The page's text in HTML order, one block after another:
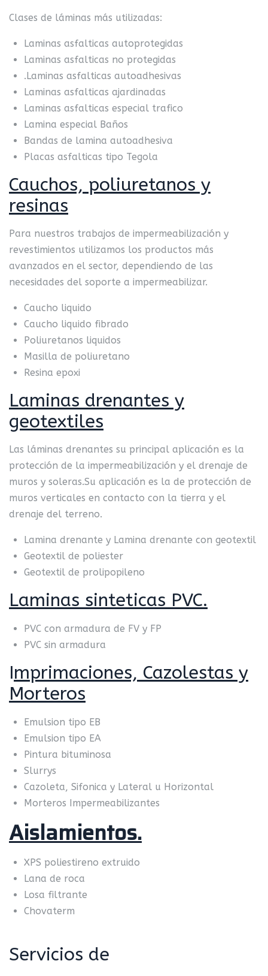
Clases de láminas más utilizadas:
Laminas asfalticas autoprotegidas
Laminas asfalticas no protegidas
.Laminas asfalticas autoadhesivas
Laminas asfalticas ajardinadas
Laminas asfalticas especial trafico
Lamina especial Baños
Bandas de lamina autoadhesiva
Placas asfalticas tipo Tegola
Cauchos, poliuretanos y
resinas
Para nuestros trabajos de impermeabilización y
revestimientos utilizamos los productos más
avanzados en el sector, dependiendo de las
necesidades del soporte a impermeabilizar.
Caucho liquido
Caucho liquido fibrado
Poliuretanos liquidos
Masilla de poliuretano
Resina epoxi
Laminas drenantes y
geotextiles
Las láminas drenantes su principal aplicación es la
protección de la impermeabilización y el drenaje de
muros y soleras.Su aplicación es la de protección de
muros verticales en contacto con la tierra y el
drenaje del terreno.
Lamina drenante y Lamina drenante con geotextil
Geotextil de poliester
Geotextil de prolipopileno
Laminas sinteticas PVC.
PVC con armadura de FV y FP
PVC sin armadura
Imprimaciones, Cazolestas y
Morteros
Emulsion tipo EB
Emulsion tipo EA
Pintura bituminosa
Slurrys
Cazoleta, Sifonica y Lateral u Horizontal
Morteros Impermeabilizantes
Aislamientos.
XPS poliestireno extruido
Lana de roca
Losa filtrante
Chovaterm
Servicios de